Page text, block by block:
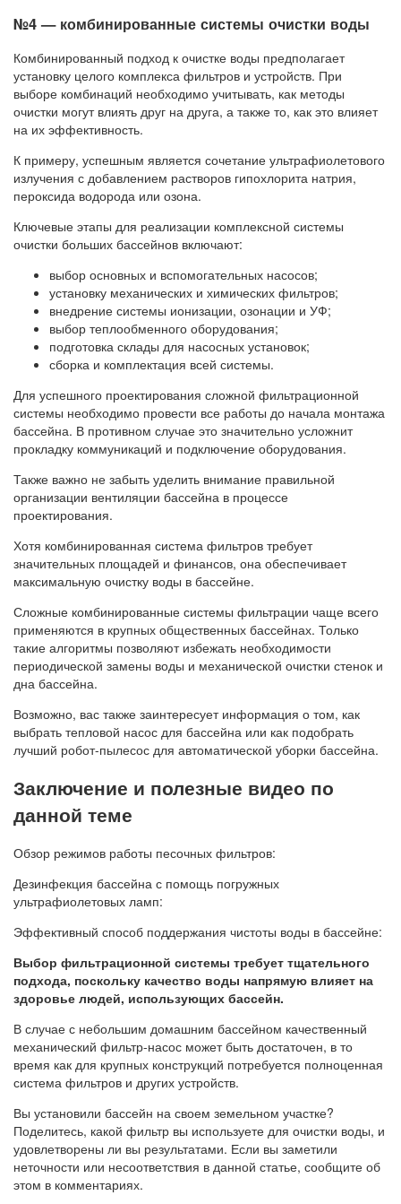
№4 — комбинированные системы очистки воды
Комбинированный подход к очистке воды предполагает
установку целого комплекса фильтров и устройств. При
выборе комбинаций необходимо учитывать, как методы
очистки могут влиять друг на друга, а также то, как это влияет
на их эффективность.
К примеру, успешным является сочетание ультрафиолетового
излучения с добавлением растворов гипохлорита натрия,
пероксида водорода или озона.
Ключевые этапы для реализации комплексной системы
очистки больших бассейнов включают:
выбор основных и вспомогательных насосов;
установку механических и химических фильтров;
внедрение системы ионизации, озонации и УФ;
выбор теплообменного оборудования;
подготовка склады для насосных установок;
сборка и комплектация всей системы.
Для успешного проектирования сложной фильтрационной
системы необходимо провести все работы до начала монтажа
бассейна. В противном случае это значительно усложнит
прокладку коммуникаций и подключение оборудования.
Также важно не забыть уделить внимание правильной
организации вентиляции бассейна в процессе
проектирования.
Хотя комбинированная система фильтров требует
значительных площадей и финансов, она обеспечивает
максимальную очистку воды в бассейне.
Сложные комбинированные системы фильтрации чаще всего
применяются в крупных общественных бассейнах. Только
такие алгоритмы позволяют избежать необходимости
периодической замены воды и механической очистки стенок и
дна бассейна.
Возможно, вас также заинтересует информация о том, как
выбрать тепловой насос для бассейна или как подобрать
лучший робот-пылесос для автоматической уборки бассейна.
Заключение и полезные видео по
данной теме
Обзор режимов работы песочных фильтров:
Дезинфекция бассейна с помощь погружных
ультрафиолетовых ламп:
Эффективный способ поддержания чистоты воды в бассейне:
Выбор фильтрационной системы требует тщательного
подхода, поскольку качество воды напрямую влияет на
здоровье людей, использующих бассейн.
В случае с небольшим домашним бассейном качественный
механический фильтр-насос может быть достаточен, в то
время как для крупных конструкций потребуется полноценная
система фильтров и других устройств.
Вы установили бассейн на своем земельном участке?
Поделитесь, какой фильтр вы используете для очистки воды, и
удовлетворены ли вы результатами. Если вы заметили
неточности или несоответствия в данной статье, сообщите об
этом в комментариях.